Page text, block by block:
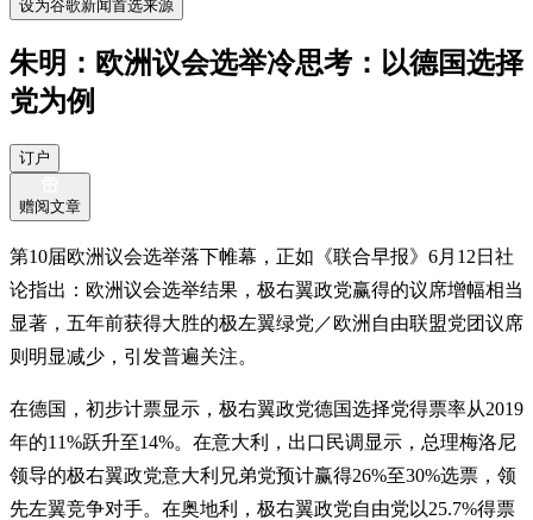
设为谷歌新闻首选来源
朱明：欧洲议会选举冷思考：以德国选择
党为例
订户
赠阅文章
第10届欧洲议会选举落下帷幕，正如《联合早报》6月12日社
论指出：欧洲议会选举结果，极右翼政党赢得的议席增幅相当
显著，五年前获得大胜的极左翼绿党／欧洲自由联盟党团议席
则明显减少，引发普遍关注。
在德国，初步计票显示，极右翼政党德国选择党得票率从2019
年的11%跃升至14%。在意大利，出口民调显示，总理梅洛尼
领导的极右翼政党意大利兄弟党预计赢得26%至30%选票，领
先左翼竞争对手。在奥地利，极右翼政党自由党以25.7%得票